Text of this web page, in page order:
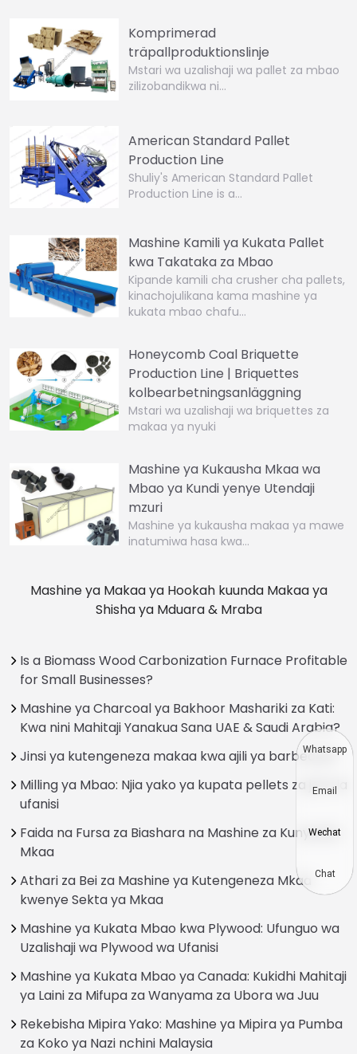
Komprimerad
träpallproduktionslinje
Mstari wa uzalishaji wa pallet za mbao
zilizobandikwa ni…
American Standard Pallet
Production Line
Shuliy's American Standard Pallet
Production Line is a…
Mashine Kamili ya Kukata Pallet
kwa Takataka za Mbao
Kipande kamili cha crusher cha pallets,
kinachojulikana kama mashine ya
kukata mbao chafu…
Honeycomb Coal Briquette
Production Line | Briquettes
kolbearbetningsanläggning
Mstari wa uzalishaji wa briquettes za
makaa ya nyuki
Mashine ya Kukausha Mkaa wa
Mbao ya Kundi yenye Utendaji
mzuri
Mashine ya kukausha makaa ya mawe
inatumiwa hasa kwa…
Mashine ya Makaa ya Hookah kuunda Makaa ya
Shisha ya Mduara & Mraba
Is a Biomass Wood Carbonization Furnace Profitable
for Small Businesses?
Mashine ya Charcoal ya Bakhoor Mashariki za Kati:
Kwa nini Mahitaji Yanakua Sana UAE & Saudi Arabia?
Jinsi ya kutengeneza makaa kwa ajili ya barbecue?
Milling ya Mbao: Njia yako ya kupata pellets za joto la
ufanisi
Faida na Fursa za Biashara na Mashine za Kunyosha
Mkaa
Athari za Bei za Mashine ya Kutengeneza Mkaa
kwenye Sekta ya Mkaa
Mashine ya Kukata Mbao kwa Plywood: Ufunguo wa
Uzalishaji wa Plywood wa Ufanisi
Mashine ya Kukata Mbao ya Canada: Kukidhi Mahitaji
ya Laini za Mifupa za Wanyama za Ubora wa Juu
Rekebisha Mipira Yako: Mashine ya Mipira ya Pumba
za Koko ya Nazi nchini Malaysia
Whatsapp
Email
Wechat
Chat